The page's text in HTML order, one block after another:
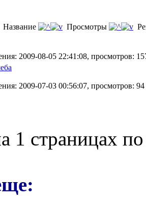
Название Просмотры
2009-08-05 22:41:08, просмотров:
2009-07-03 00:56:07, просмотров: 94
1 страницах